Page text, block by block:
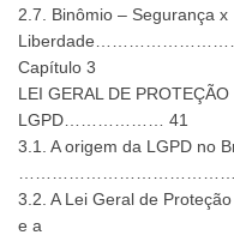
2.7. Binômio – Segurança x
Capítulo 3
LEI GERAL DE
LGPD……………… 41
3.1. A origem da LGPD no
3.2. A Lei Geral de
e a